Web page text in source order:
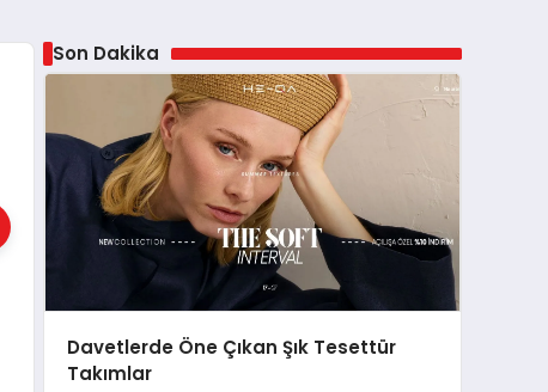
Son Dakika
Davetlerde Öne Çıkan Şık Tesettür
Takımlar